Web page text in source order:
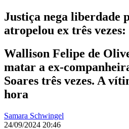
Justiça nega liberdade
atropelou ex três
Wallison Felipe de
matar a ex-
Soares três vezes. A
hora
Samara Schwingel
24/09/2024 20:46